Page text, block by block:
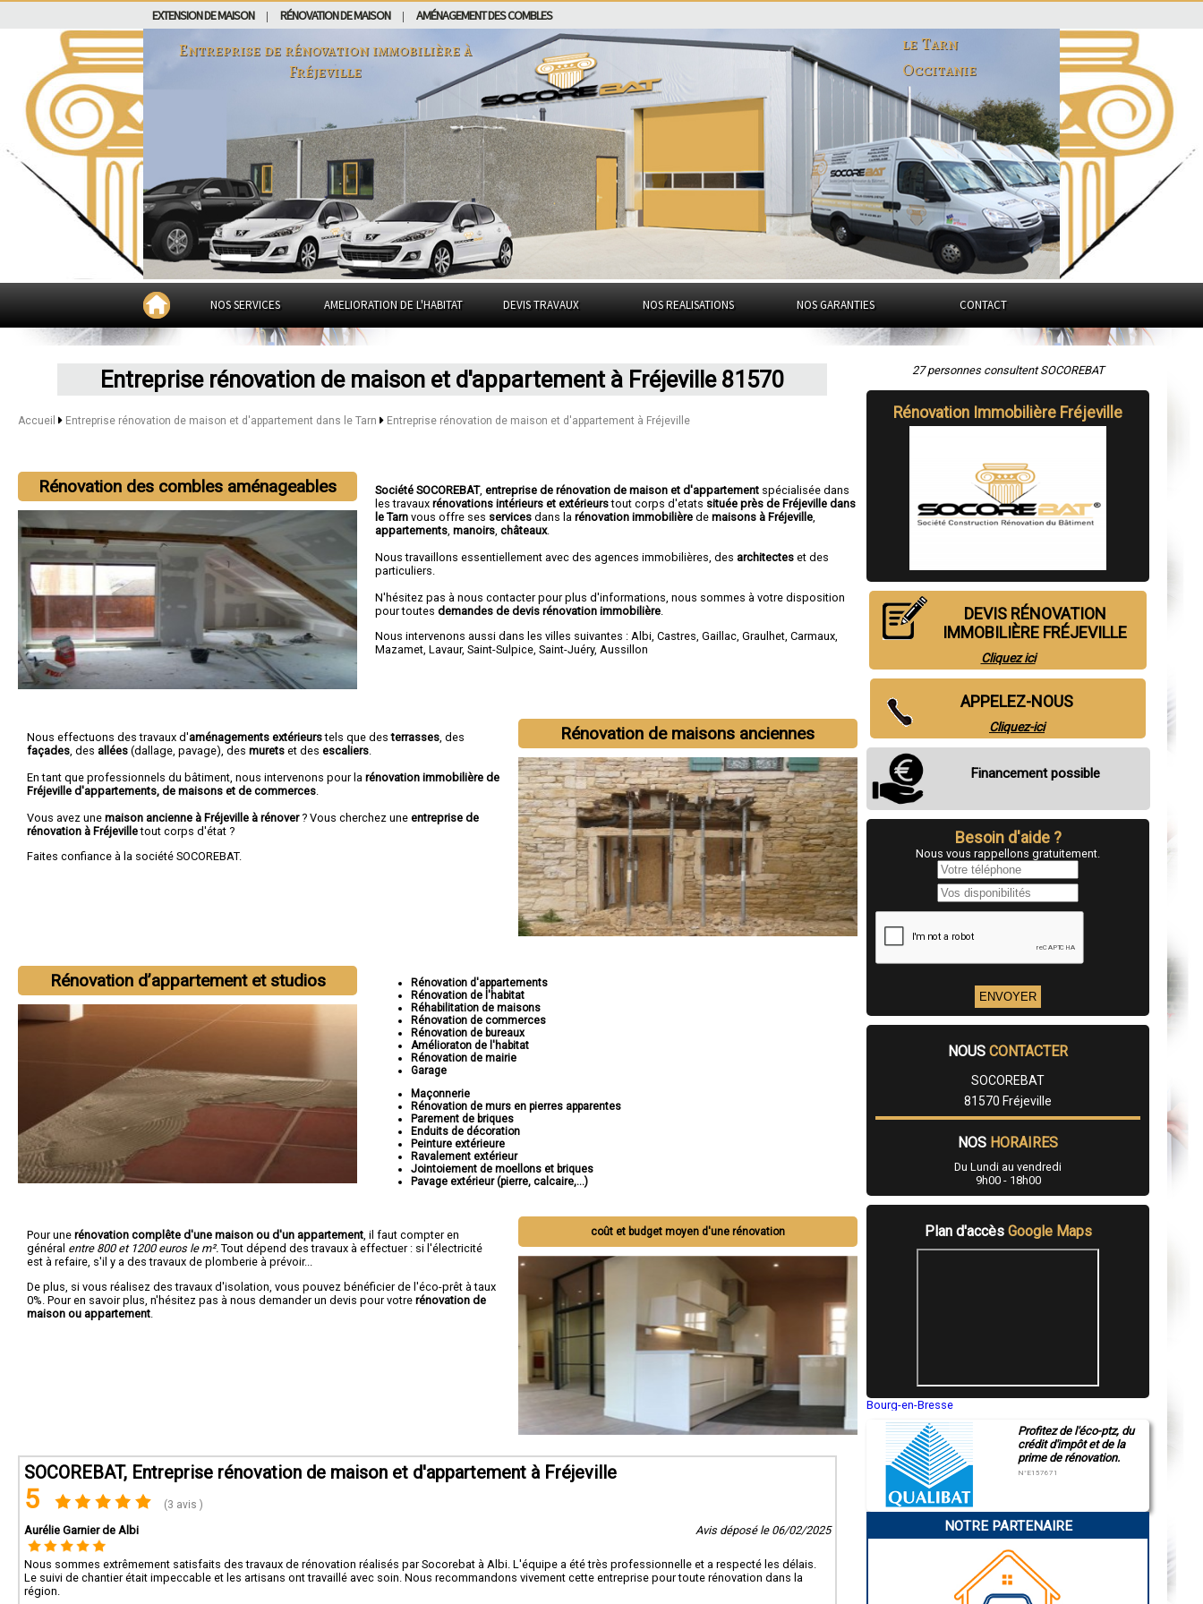
EXTENSION DE MAISON RÉNOVATION DE MAISON AMÉNAGEMENT DES COMBLES
Entreprise de rénovation immobilière à
Fréjeville
le Tarn
Occitanie
NOS SERVICES AMELIORATION DE L'HABITAT DEVIS TRAVAUX NOS REALISATIONS NOS GARANTIES CONTACT
Entreprise rénovation de maison et d'appartement à Fréjeville 81570
Accueil Entreprise rénovation de maison et d'appartement dans le Tarn Entreprise rénovation de maison et d'appartement à Fréjeville
Rénovation des combles aménageables Société SOCOREBAT,entreprise de rénovation de maison et d'appartement spécialisée dans
les travauxrénovations intérieurs et extérieurstout corps d'etats située près de Fréjeville dans
le Tarnvous offre ses services dans larénovation immobilière demaisons à Fréjeville
appartements ,manoirs ,châteaux.
Nous travaillons essentiellement avec des agences immobilières, des architectes et des
particuliers.
N'hésitez pas à nous contacter pour plus d'informations, nous sommes à votre disposition
pour toutesdemandes de devis rénovation immobilière
Nous intervenons aussi dans les villes suivantes : Albi ,Castres ,Gaillac ,Graulhet ,Carmaux
Mazamet ,Lavaur,Saint-Sulpice ,Saint-Juéry, Aussillon
Rénovation de maisons anciennes
Nous effectuons des travaux d'aménagements extérieurstels que desterrasses , des
façades , des allées (dallage, pavage), des murets et des escaliers
En tant que professionnels du bâtiment, nous intervenons pour la rénovation immobilière de
Fréjeville d'appartements, de maisons et de commerces
Vous avez une maison ancienne à Fréjeville à rénover? Vous cherchez une entreprise de
rénovation à Fréjevilletout corps d'état ?
Faites confiance à la société SOCOREBAT.
Rénovation d’appartement et studios
Rénovation d'appartements
Rénovation de l'habitat
Réhabilitation de maisons
Rénovation de commerces
Rénovation de bureaux
Amélioraton de l'habitat
Rénovation de mairie
Garage
Maçonnerie
Rénovation de murs en pierres apparentes
Parement de briques
Enduits de décoration
Peinture extérieure
Ravalement extérieur
Jointoiement de moellons et briques
Pavage extérieur (pierre, calcaire,...)
coût et budget moyen d'une rénovation
Pour une rénovation complête d'une maison ou d'un appartement , il faut compter en
général entre 800 et 1200 euros le m². Tout dépend des travaux à effectuer : si l'électricité
est à refaire, s'il y a des travaux de plomberie à prévoir...
De plus, si vous réalisez des travaux d'isolation, vous pouvez bénéficier de l'éco-prêt à taux
0%. Pour en savoir plus, n'hésitez pas à nous demander un devis pour votre rénovation de
maison ou appartement
SOCOREBAT, Entreprise rénovation de maison et d'appartement à Fréjeville
5 (3 avis )
Aurélie Garnier de Albi Avis déposé le 06/02/2025
Nous sommes extrêmement satisfaits des travaux de rénovation réalisés par Socorebat à Albi. L'équipe a été très professionnelle et a respecté les délais.
Le suivi de chantier était impeccable et les artisans ont travaillé avec soin. Nous recommandons vivement cette entreprise pour toute rénovation dans la
région.
27 personnes consultent SOCOREBAT
Rénovation Immobilière Fréjeville
DEVIS RÉNOVATION
IMMOBILIÈRE FRÉJEVILLE
Cliquez ici
APPELEZ-NOUS
Cliquez-ici
Financement possible
Besoin d'aide ?
Nous vous rappellons gratuitement.
NOUS CONTACTER
SOCOREBAT
81570 Fréjeville
NOS HORAIRES
Du Lundi au vendredi
9h00 - 18h00
Plan d'accès Google Maps
Bourg-en-Bresse
Montluçon
Manosque
Gap
Charleville-Mézières
Pamiers
Narbonne
Profitez de l'éco-ptz, du
crédit d'impôt et de la
prime de rénovation.
N°E157671
NOTRE PARTENAIRE